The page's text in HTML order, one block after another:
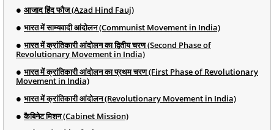
आजाद हिंद फौज (Azad Hind Fauj)
भारत में साम्यवादी आंदोलन (Communist Movement in India)
भारत में क्रांतिकारी आंदोलन का द्वितीय चरण (Second Phase of
Revolutionary Movement in India)
भारत में क्रांतिकारी आंदोलन का प्रथम चरण (First Phase of Revolutionary
Movement in India)
भारत में क्रांतिकारी आंदोलन (Revolutionary Movement in India)
कैबिनेट मिशन (Cabinet Mission)